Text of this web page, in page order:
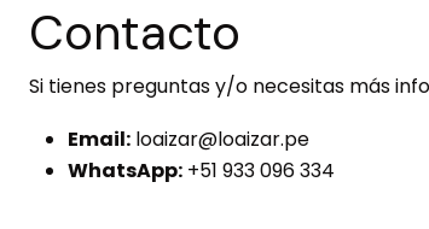
Contacto
Si tienes preguntas y/o necesitas más
Email: loaizar@loaizar.pe
WhatsApp: +51 933 096 334